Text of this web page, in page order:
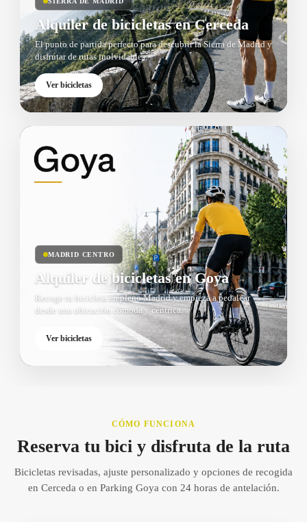
Alquiler de bicicletas en Cerceda
El punto de partida perfecto para descubrir la Sierra de Madrid y
disfrutar de rutas inolvidables.
Ver bicicletas
MADRID CENTRO
Alquiler de bicicletas en Goya
Recoge tu bicicleta en pleno Madrid y empieza a pedalear
desde una ubicación cómoda y céntrica.
Ver bicicletas
CÓMO FUNCIONA
Reserva tu bici y disfruta de la ruta
Bicicletas revisadas, ajuste personalizado y opciones de recogida
en Cerceda o en Parking Goya con 24 horas de antelación.